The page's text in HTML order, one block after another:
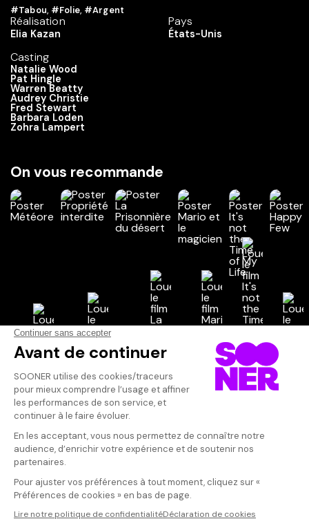
#Tabou, #Folie, #Argent
Réalisation
Elia Kazan
Casting
Natalie Wood
Pat Hingle
Warren Beatty
Audrey Christie
Fred Stewart
Barbara Loden
Zohra Lampert
Pays
États-Unis
On vous recommande
Vos avis
Donnez votre avis
Votre note
Votre commentaire
Il faut vous connecter pour
publier un avis
Quand les
les années
étouffante
leur visions
monde et de
deux jeunes